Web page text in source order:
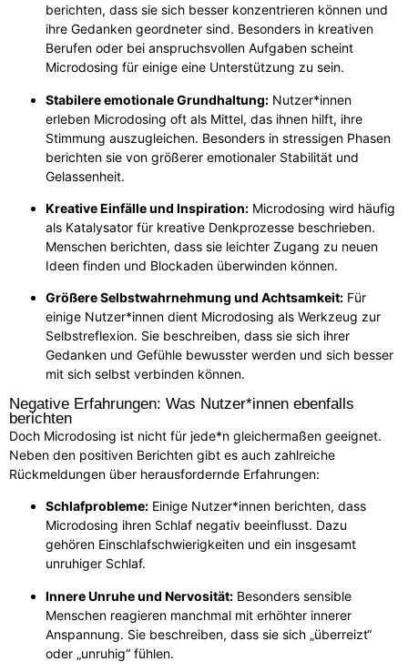
berichten, dass sie sich besser konzentrieren können und
ihre Gedanken geordneter sind. Besonders in kreativen
Berufen oder bei anspruchsvollen Aufgaben scheint
Microdosing für einige eine Unterstützung zu sein.
Stabilere emotionale Grundhaltung: Nutzer*innen
erleben Microdosing oft als Mittel, das ihnen hilft, ihre
Stimmung auszugleichen. Besonders in stressigen Phasen
berichten sie von größerer emotionaler Stabilität und
Gelassenheit.
Kreative Einfälle und Inspiration: Microdosing wird häufig
als Katalysator für kreative Denkprozesse beschrieben.
Menschen berichten, dass sie leichter Zugang zu neuen
Ideen finden und Blockaden überwinden können.
Größere Selbstwahrnehmung und Achtsamkeit: Für
einige Nutzer*innen dient Microdosing als Werkzeug zur
Selbstreflexion. Sie beschreiben, dass sie sich ihrer
Gedanken und Gefühle bewusster werden und sich besser
mit sich selbst verbinden können.
Negative Erfahrungen: Was Nutzer*innen ebenfalls
berichten
Doch Microdosing ist nicht für jede*n gleichermaßen geeignet.
Neben den positiven Berichten gibt es auch zahlreiche
Rückmeldungen über herausfordernde Erfahrungen:
Schlafprobleme: Einige Nutzer*innen berichten, dass
Microdosing ihren Schlaf negativ beeinflusst. Dazu
gehören Einschlafschwierigkeiten und ein insgesamt
unruhiger Schlaf.
Innere Unruhe und Nervosität: Besonders sensible
Menschen reagieren manchmal mit erhöhter innerer
Anspannung. Sie beschreiben, dass sie sich „überreizt“
oder „unruhig“ fühlen.